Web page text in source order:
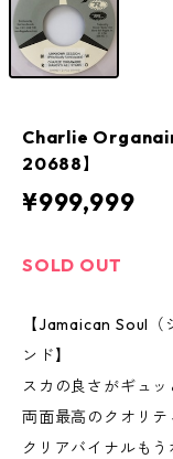
Charlie
20688】
¥999,999
SOLD OUT
【Jamaican Soul
ンド】
スカの良さがギュ
両面最高のクオリ
クリアバイナルもう